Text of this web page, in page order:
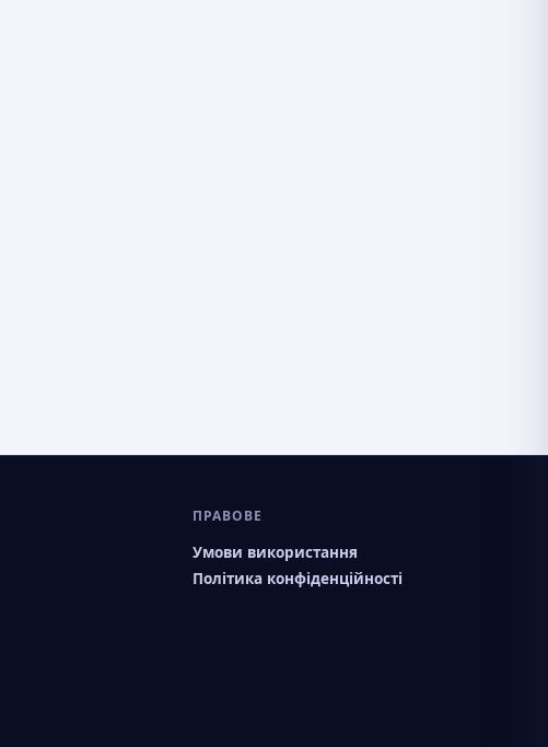
ПРАВОВЕ
Умови використання
Політика конфіденційності